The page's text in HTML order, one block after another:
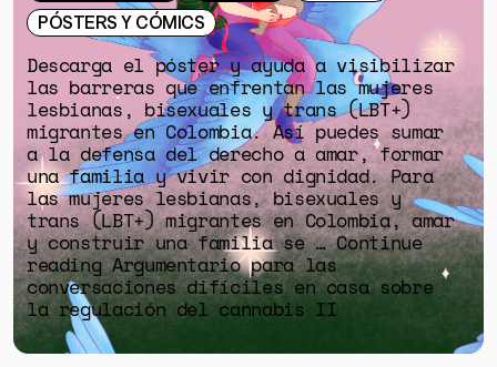
PÓSTERS Y CÓMICS
Descarga el póster y ayuda a visibilizar
las barreras que enfrentan las mujeres
lesbianas, bisexuales y trans (LBT+)
migrantes en Colombia. Así puedes sumar
a la defensa del derecho a amar, formar
una familia y vivir con dignidad. Para
las mujeres lesbianas, bisexuales y
trans (LBT+) migrantes en Colombia, amar
y construir una familia se … Continue
reading Argumentario para las
conversaciones difíciles en casa sobre
la regulación del cannabis II